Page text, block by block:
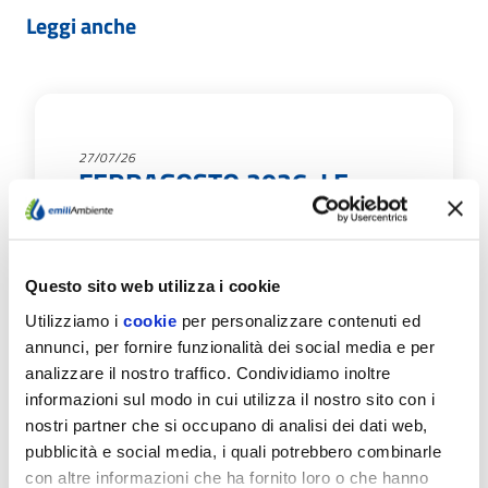
Questo sito web utilizza i cookie
Utilizziamo i cookie per personalizzare contenuti ed
annunci, per fornire funzionalità dei social media e per
analizzare il nostro traffico. Condividiamo inoltre
informazioni sul modo in cui utilizza il nostro sito con i
nostri partner che si occupano di analisi dei dati web,
pubblicità e social media, i quali potrebbero combinarle
con altre informazioni che ha fornito loro o che hanno
Leggi anche
27/07/26
FERRAGOSTO 2026: LE
CHIUSURE AGLI SPORTELLI
CON NOI
EmiliAmbiente informa che da lunedì 10 a
venerdì 14 agosto lo sportello del Servizio
Idrico di Fidenza sarà aperto secondo gli…
Scopri di più